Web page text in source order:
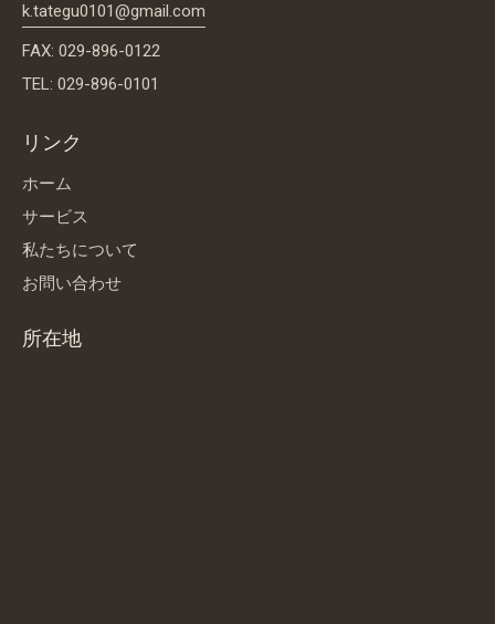
k.tategu0101@gmail.com
FAX: 029-896-0122
TEL: 029-896-0101
リンク
ホーム
サービス
私たちについて
お問い合わせ
所在地